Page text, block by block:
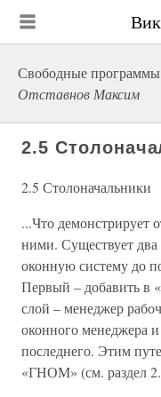
Свободные
Отставнов Максим
2.5
2.5 Столоначальники
...Что демонстрирует
ними. Существует два
оконную систему до
Первый – добавить в
слой – менеджер
оконного менеджера
последнего. Этим
«ГНОМ» (см. раздел